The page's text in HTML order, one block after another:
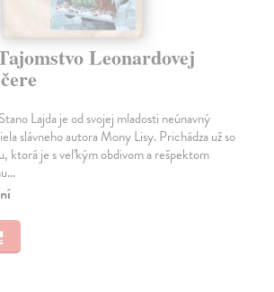
Leonardovej
Lajda je od svojej mladosti neúnavný
slávneho autora Mony Lisy. Prichádza už so
ktorá je s veľkým obdivom a rešpektom